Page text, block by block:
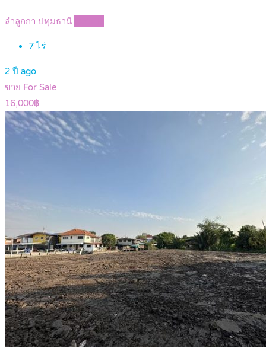
ลำลูกกา ปทุมธานี
7ไร่
2 ปี ago
ขาย For Sale
16,000฿